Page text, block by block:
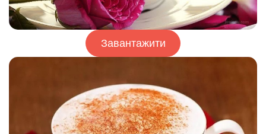
Завантажити